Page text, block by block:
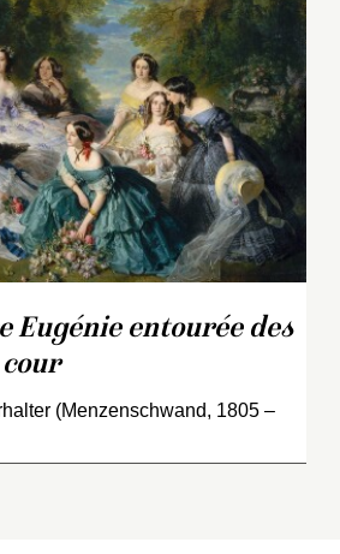
Eugénie entourée des
cour
(Menzenschwand, 1805 –